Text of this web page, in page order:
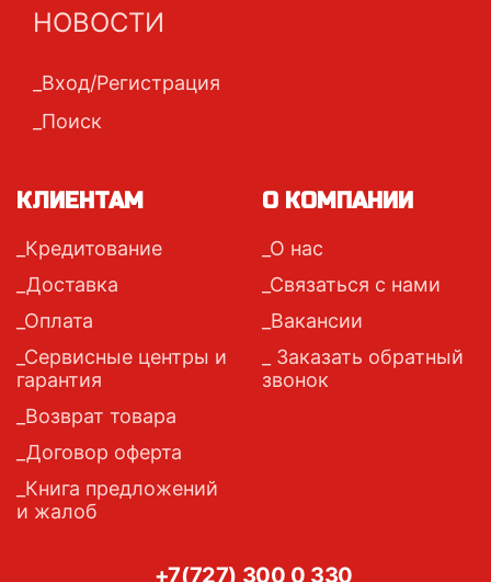
НОВОСТИ
Вход/Регистрация
Поиск
КЛИЕНТАМ
Кредитование
Доставка
Оплата
Сервисные центры и
гарантия
Возврат товара
Договор оферта
Книга предложений
и жалоб
О КОМПАНИИ
О нас
Связаться с нами
Вакансии
Заказать обратный
звонок
+7(727) 300 0 330